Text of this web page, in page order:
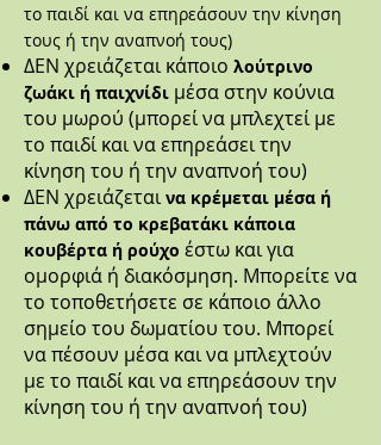
το παιδί και να επηρεάσουν την κίνηση
τους ή την αναπνοή τους)
ΔΕΝ χρειάζεται κάποιο λούτρινο
ζωάκι ή παιχνίδι μέσα στην κούνια
του μωρού (μπορεί να μπλεχτεί με
το παιδί και να επηρεάσει την
κίνηση του ή την αναπνοή του)
ΔΕΝ χρειάζεταινα κρέμεται μέσα ή
πάνω από το κρεβατάκι κάποια
κουβέρτα ή ρούχο έστω και για
ομορφιά ή διακόσμηση. Μπορείτε να
το τοποθετήσετε σε κάποιο άλλο
σημείο του δωματίου του. Μπορεί
να πέσουν μέσα και να μπλεχτούν
με το παιδί και να επηρεάσουν την
κίνηση του ή την αναπνοή του)